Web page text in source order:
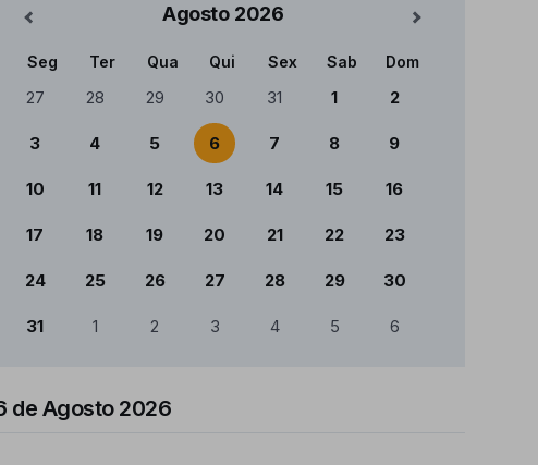
Agosto 2026 Mês Seguinte
Calendário
Seg Ter Qua Qui Sex Sab Dom
27 28 29 30 31 1 2
3 4 5 6 7 8 9
10 11 12 13 14 15 16
17 18 19 20 21 22 23
24 25 26 27 28 29 30
31 1 2 3 4 5 6
de Agosto 2026